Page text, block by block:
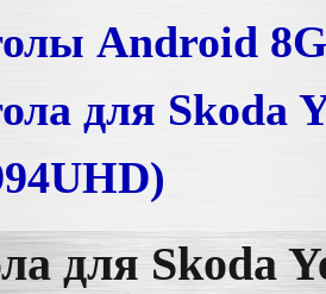
Android
для Skoda
для Skoda